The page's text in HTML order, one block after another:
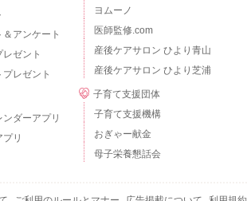
アンケート
ゼント
レゼント
ダーアプリ
リ
ヨムーノ
医師監修.com
産後ケアサロン ひより青山
産後ケアサロン ひより芝浦
子育て支援団体
子育て支援機構
おぎゃー献金
母子栄養懇話会